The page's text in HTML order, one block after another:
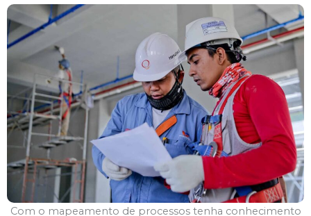
Com o mapeamento de processos tenha conhecimento